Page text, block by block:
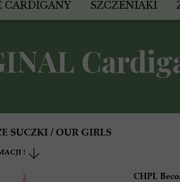
!
CHPL
SUCZKI / OUR GIRLS
CARDIGANY SZCZENIAKI